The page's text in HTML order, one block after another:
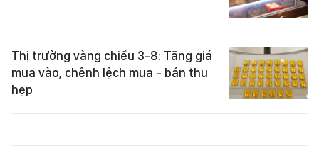
Thị trường vàng chiều 3-8: Tăng giá
mua vào, chênh lệch mua - bán thu
hẹp